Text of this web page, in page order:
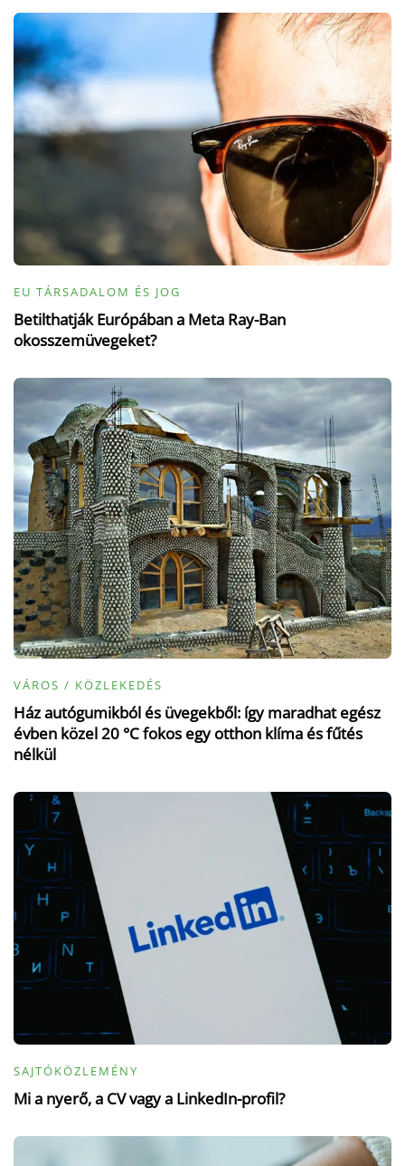
EU TÁRSADALOM ÉS JOG
Betilthatják Európában a Meta Ray-Ban
okosszemüvegeket?
VÁROS / KÖZLEKEDÉS
Ház autógumikból és üvegekből: így maradhat egész
évben közel 20 °C fokos egy otthon klíma és fűtés
nélkül
SAJTÓKÖZLEMÉNY
Mi a nyerő, a CV vagy a LinkedIn-profil?